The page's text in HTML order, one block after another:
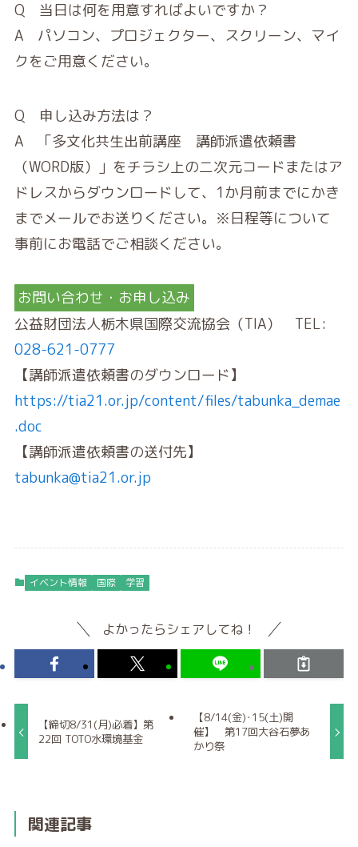
Q 当日は何を用意すればよいですか？
A パソコン、プロジェクター、スクリーン、マイ
クをご用意ください。
Q 申し込み方法は？
A 「多文化共生出前講座 講師派遣依頼書
（WORD版）」をチラシ上の二次元コードまたはア
ドレスからダウンロードして、1か月前までにかき
までメールでお送りください。※日程等について
事前にお電話でご相談ください。
お問い合わせ・お申し込み
公益財団法人栃木県国際交流協会（TIA） TEL:
028-621-0777
【講師派遣依頼書のダウンロード】
https://tia21.or.jp/content/files/tabunka_demae
.doc
【講師派遣依頼書の送付先】
tabunka@tia21.or.jp
イベント情報 国際 学習
よかったらシェアしてね！
【締切8/31(月)必着】第
22回 TOTO水環境基金
【8/14(金)･15(土)開
催】 第17回大谷石夢あ
かり祭
関連記事